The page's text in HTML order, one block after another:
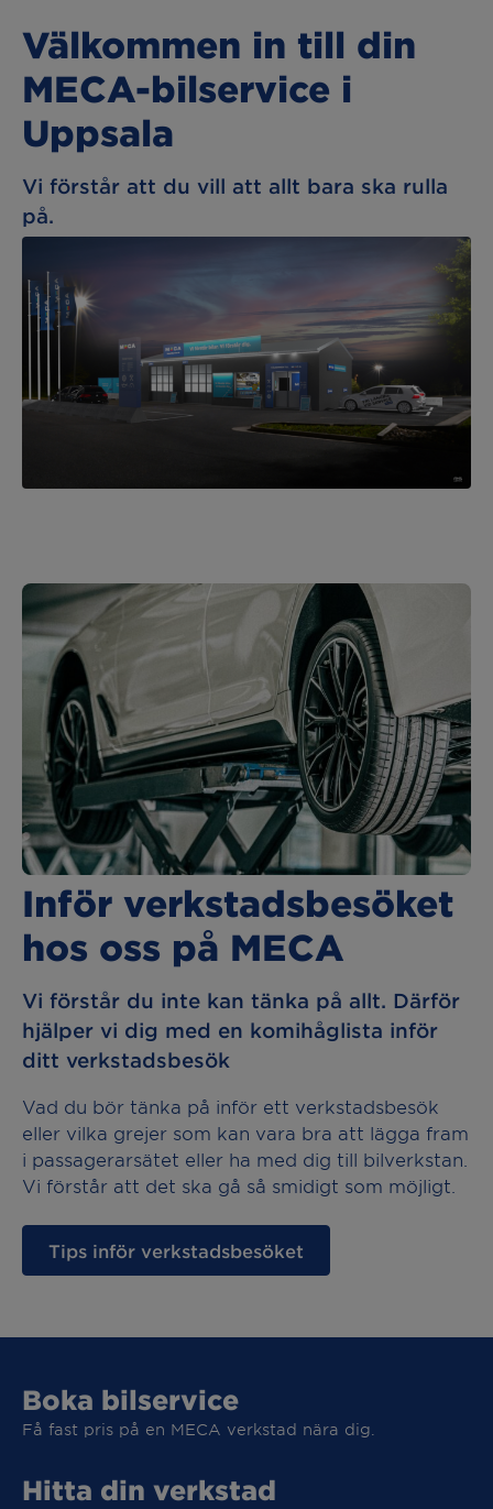
Välkommen in till din
MECA-bilservice i
Uppsala
Vi förstår att du vill att allt bara ska rulla
på.
Inför verkstadsbesöket
hos oss på MECA
Vi förstår du inte kan tänka på allt. Därför
hjälper vi dig med en komihåglista inför
ditt verkstadsbesök
Vad du bör tänka på inför ett verkstadsbesök
eller vilka grejer som kan vara bra att lägga fram
i passagerarsätet eller ha med dig till bilverkstan.
Vi förstår att det ska gå så smidigt som möjligt.
Tips inför verkstadsbesöket
Boka bilservice
Få fast pris på en MECA verkstad nära dig.
Hitta din verkstad